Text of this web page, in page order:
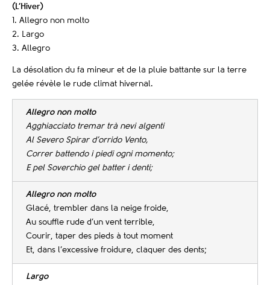
(L’Hiver)
1. Allegro non molto
2. Largo
3. Allegro
La désolation du fa mineur et de la pluie battante sur la terre
gelée révèle le rude climat hivernal.
Allegro non molto
Agghiacciato tremar trà nevi algenti
Al Severo Spirar d’orrido Vento,
Correr battendo i piedi ogni momento;
E pel Soverchio gel batter i denti;
Allegro non molto
Glacé, trembler dans la neige froide,
Au souffle rude d’un vent terrible,
Courir, taper des pieds à tout moment
Et, dans l’excessive froidure, claquer des dents;
Largo